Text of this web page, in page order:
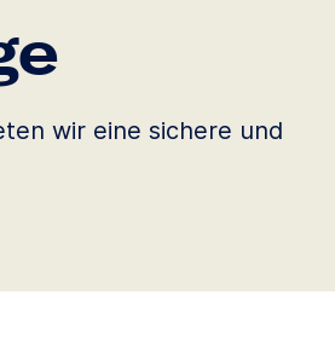
wir eine sichere und